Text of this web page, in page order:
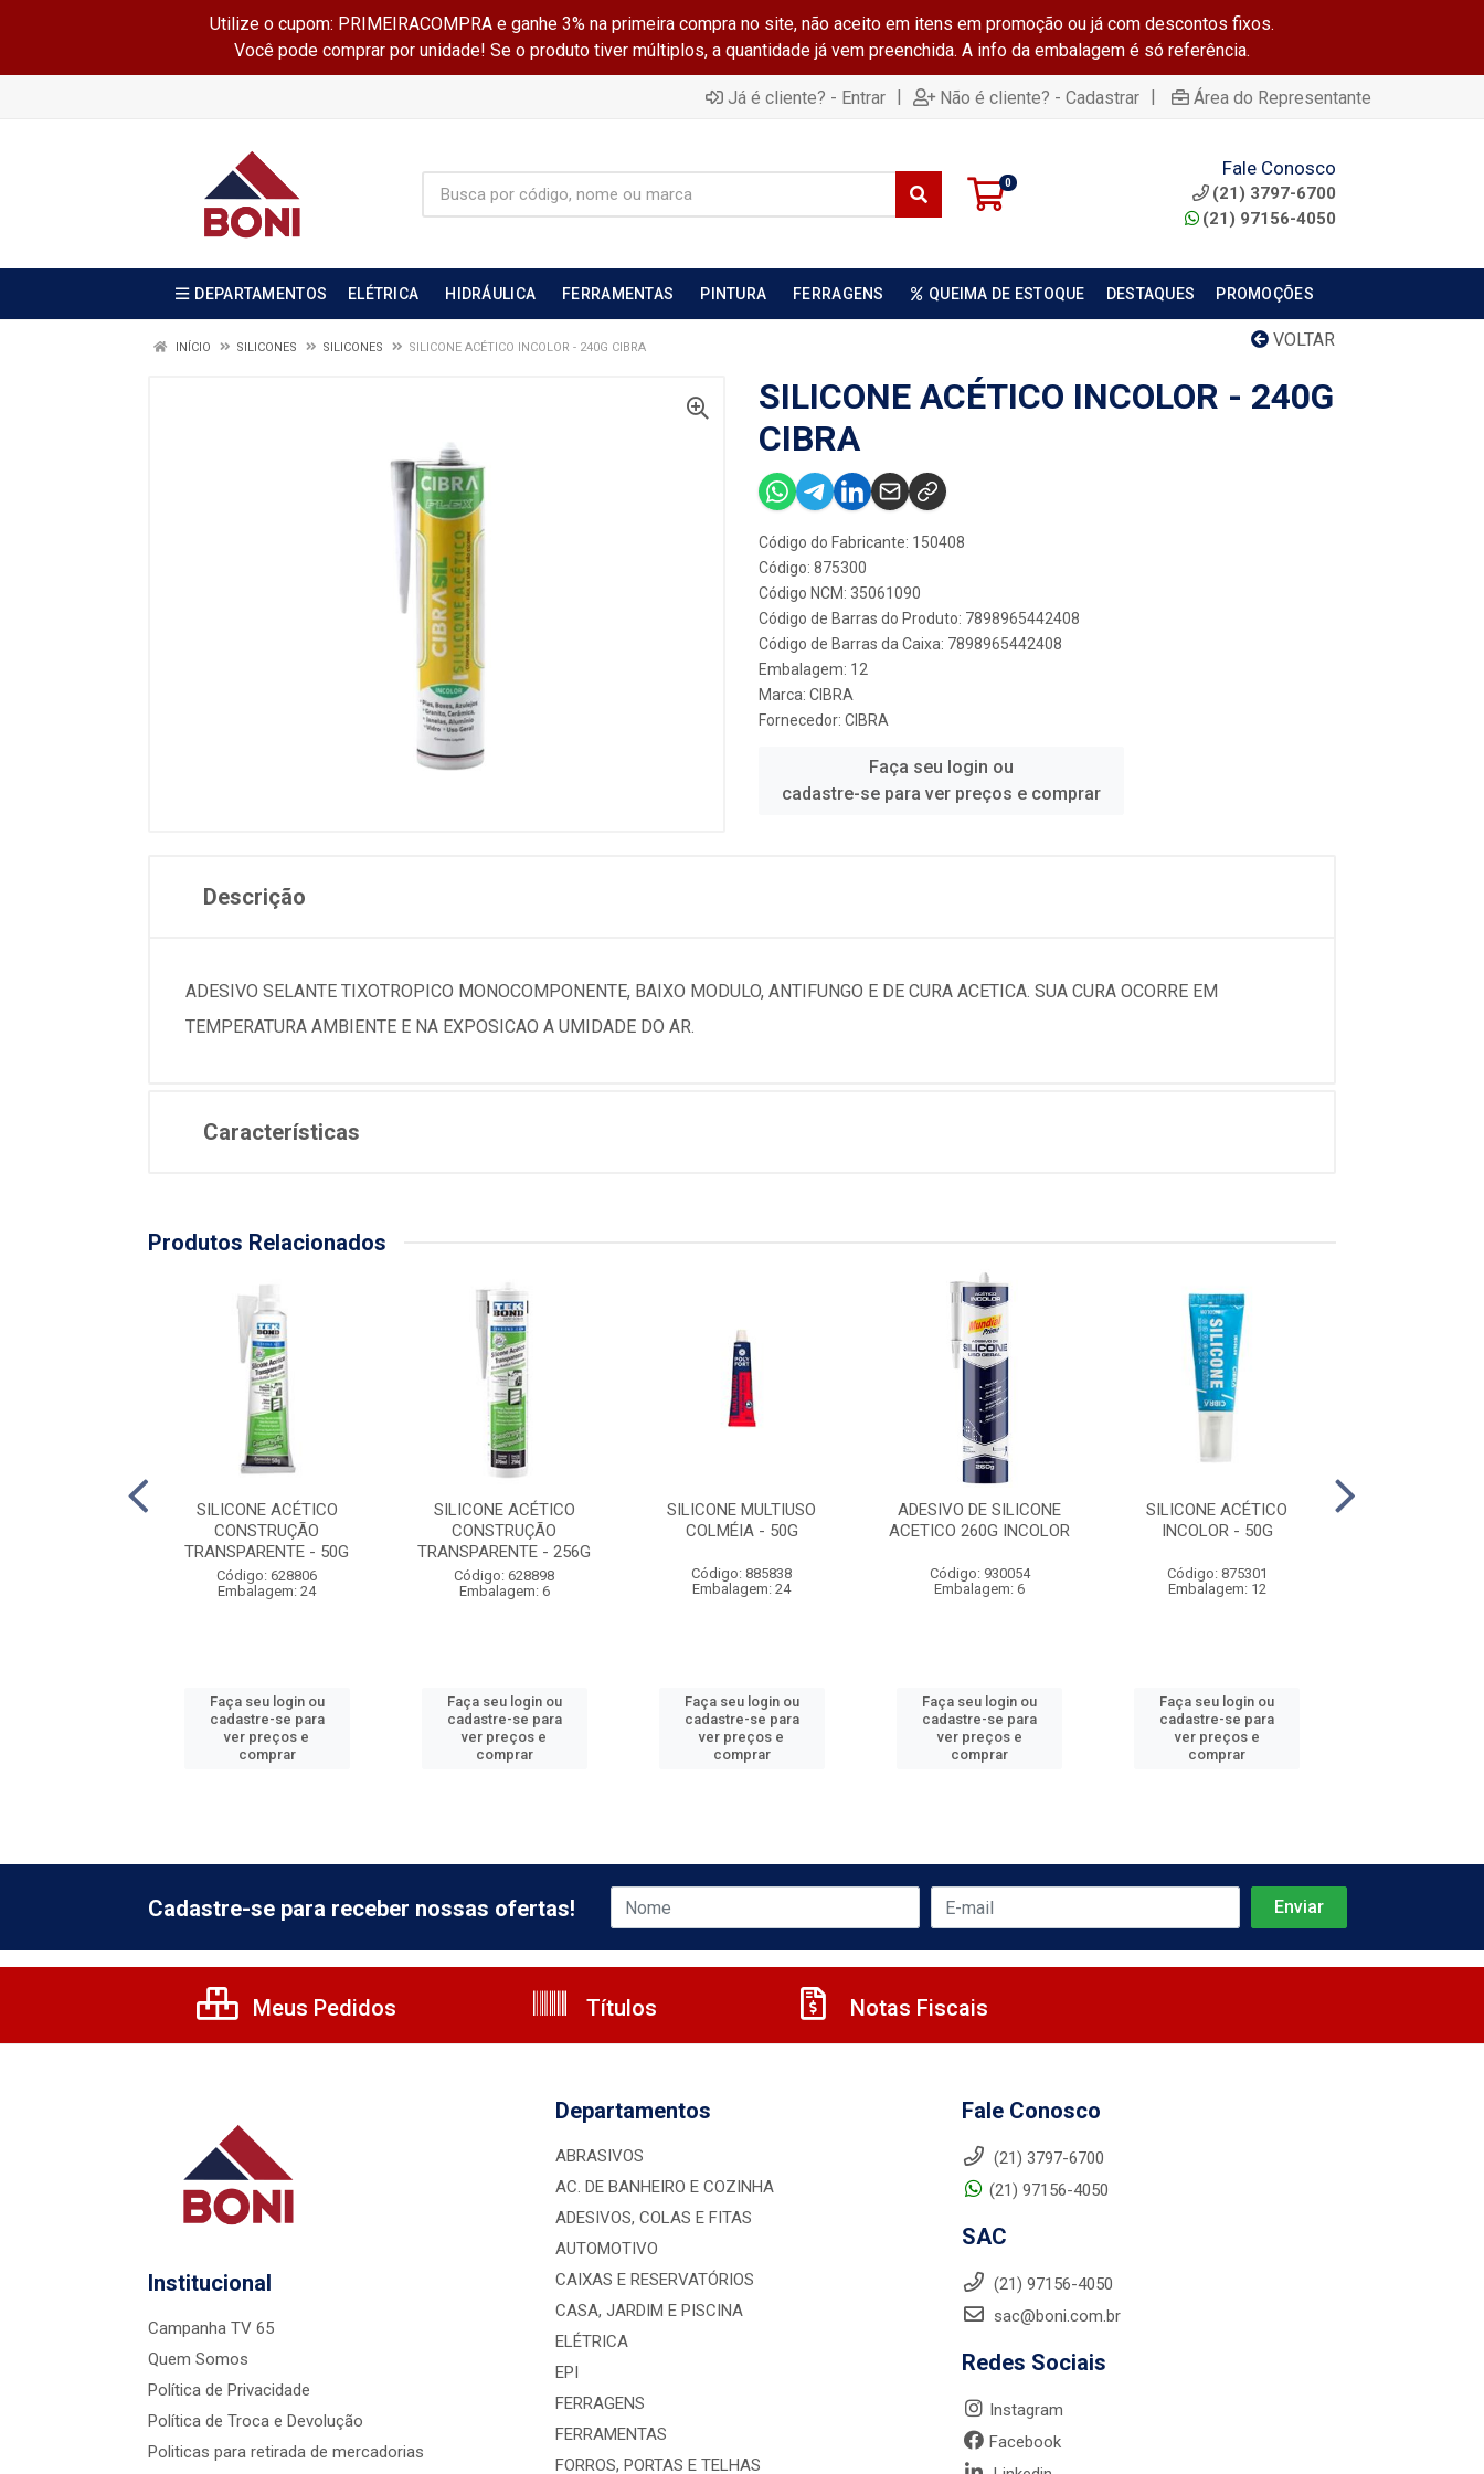
Utilize o cupom: PRIMEIRACOMPRA e ganhe 3% na primeira compra no site, não aceito em itens em promoção ou já com descontos fixos.
Você pode comprar por unidade! Se o produto tiver múltiplos, a quantidade já vem preenchida. A info da embalagem é só referência.
Já é cliente? - Entrar | Não é cliente? - Cadastrar | Área do Representante
0
Fale Conosco
(21) 3797-6700
(21) 97156-4050
DEPARTAMENTOS ELÉTRICA HIDRÁULICA FERRAMENTAS PINTURA FERRAGENS QUEIMA DE ESTOQUE DESTAQUES PROMOÇÕES
VOLTAR
INÍCIO SILICONES SILICONES SILICONE ACÉTICO INCOLOR - 240G CIBRA
SILICONE ACÉTICO INCOLOR - 240G
CIBRA
Código do Fabricante: 150408
Código: 875300
Código NCM: 35061090
Código de Barras do Produto: 7898965442408
Código de Barras da Caixa: 7898965442408
Embalagem: 12
Marca: CIBRA
Fornecedor: CIBRA
Faça seu login ou
cadastre-se para ver preços e comprar
Descrição
ADESIVO SELANTE TIXOTROPICO MONOCOMPONENTE, BAIXO MODULO, ANTIFUNGO E DE CURA ACETICA. SUA CURA OCORRE EM
TEMPERATURA AMBIENTE E NA EXPOSICAO A UMIDADE DO AR.
Características
Produtos Relacionados
SILICONE ACÉTICO
CONSTRUÇÃO
TRANSPARENTE - 50G
Código: 628806
Embalagem: 24
Faça seu login ou
cadastre-se para
ver preços e
comprar
SILICONE ACÉTICO
CONSTRUÇÃO
TRANSPARENTE - 256G
Código: 628898
Embalagem: 6
Faça seu login ou
cadastre-se para
ver preços e
comprar
SILICONE MULTIUSO
COLMÉIA - 50G
Código: 885838
Embalagem: 24
Faça seu login ou
cadastre-se para
ver preços e
comprar
ADESIVO DE SILICONE
ACETICO 260G INCOLOR
Código: 930054
Embalagem: 6
Faça seu login ou
cadastre-se para
ver preços e
comprar
SILICONE ACÉTICO
INCOLOR - 50G
Código: 875301
Embalagem: 12
Faça seu login ou
cadastre-se para
ver preços e
comprar
Cadastre-se para receber nossas ofertas!
Meus Pedidos Títulos Notas Fiscais
Institucional
Campanha TV 65
Quem Somos
Política de Privacidade
Política de Troca e Devolução
Politicas para retirada de mercadorias
Departamentos
ABRASIVOS
AC. DE BANHEIRO E COZINHA
ADESIVOS, COLAS E FITAS
AUTOMOTIVO
CAIXAS E RESERVATÓRIOS
CASA, JARDIM E PISCINA
ELÉTRICA
EPI
FERRAGENS
FERRAMENTAS
FORROS, PORTAS E TELHAS
Fale Conosco
(21) 3797-6700
(21) 97156-4050
SAC
(21) 97156-4050
sac@boni.com.br
Redes Sociais
Instagram
Facebook